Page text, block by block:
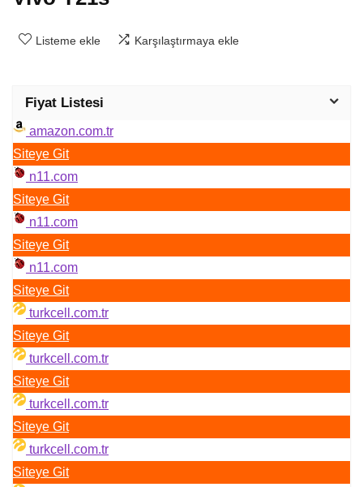
Listeme ekle Karşılaştırmaya ekle
Fiyat Listesi
amazon.com.tr
Siteye Git
n11.com
Siteye Git
n11.com
Siteye Git
n11.com
Siteye Git
turkcell.com.tr
Siteye Git
turkcell.com.tr
Siteye Git
turkcell.com.tr
Siteye Git
turkcell.com.tr
Siteye Git